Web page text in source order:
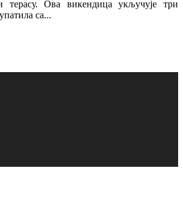
терасу. Ова викендица укључује три
са...